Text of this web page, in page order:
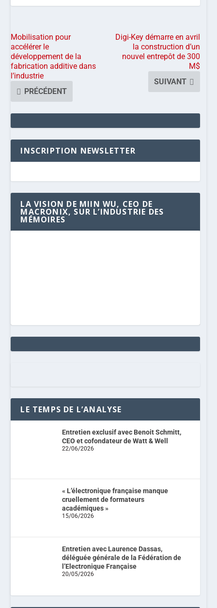
Mobilisation pour
accélérer le
développement de la
fabrication additive dans
l’industrie
PRÉCÉDENT
Digi-Key démarre en avril
la construction d’un
nouvel entrepôt de 300
M$
SUIVANT
INSCRIPTION NEWSLETTER
LA VISION DE MIIN WU, CEO DE
MACRONIX, SUR L’INDUSTRIE DES
MÉMOIRES
LE TEMPS DE L’ANALYSE
Entretien exclusif avec Benoit Schmitt,
CEO et cofondateur de Watt & Well
22/06/2026
« L’électronique française manque
cruellement de formateurs
académiques »
15/06/2026
Entretien avec Laurence Dassas,
déléguée générale de la Fédération de
l’Electronique Française
20/05/2026